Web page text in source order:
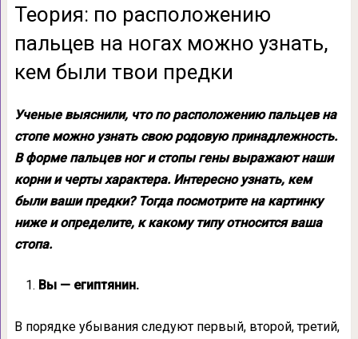
Теория: по расположению
пальцев на ногах можно узнать,
кем были твои предки
Ученые выяснили, что по расположению пальцев на
стопе можно узнать свою родовую принадлежность.
В форме пальцев ног и стопы гены выражают наши
корни и черты характера. Интересно узнать, кем
были ваши предки? Тогда посмотрите на картинку
ниже и определите, к какому типу относится ваша
стопа.
Вы — египтянин.
В порядке убывания следуют первый, второй, третий,